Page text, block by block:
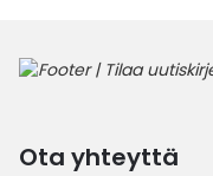
Ota yhteyttä